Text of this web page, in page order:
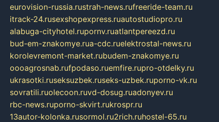
eurovision-russia.rustrah-news.rufreeride-team.ru
itrack-24.rusexshopexpress.ruautostudiopro.ru
alabuga-cityhotel.rupornv.ruatlantpereezd.ru
bud-em-znakomye.rua-cdc.ruelektrostal-news.ru
korolevremont-market.rubudem-znakomye.ru
oooagrosnab.rufpodaso.ruemfire.rupro-otdelky.ru
ukrasotki.ruseksuzbek.ruseks-uzbek.ruporno-vk.ru
sovratili.ruolecoon.ruvd-dosug.ruadonyev.ru
rbc-news.ruporno-skvirt.rukrospr.ru
13autor-kolonka.rusormol.ru2rich.ruhostel-65.ru